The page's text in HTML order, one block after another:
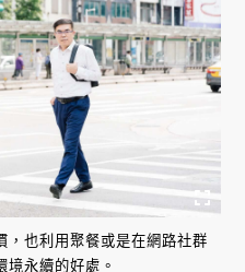
，也利用聚餐或是在網路社群
境永續的好處。